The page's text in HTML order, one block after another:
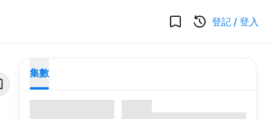
登記 / 登入
集數